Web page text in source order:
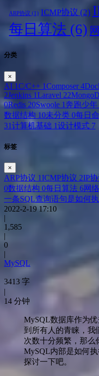
ARP协议 (1) ICMP协议 (2)
每日算法 (6)
分类
×
AI 1C/C++ 1Composer 4
2Jenkins 1Laravel 22
0Redis 20Swoole 1奔跑少年
数据结构 10未分类 0每日
31计算机基础 1设计模式 7
标签
×
ARP协议 1ICMP协议 2IP
0数据结构 0每日算法 6网
一条SQL查询语句是如何
2022-2-19 17:10
|
1,585
|
0
|
MySQL
3413 字
|
14 分钟
MySQL数据库作为
到所有人的青睐，我
次数十分频繁，那么
MySQL内部是如何
探讨一下吧。